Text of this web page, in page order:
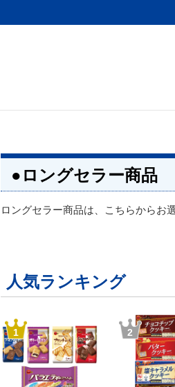
●ロングセラー商品
ロングセラー商品は、こちらからお
人気ランキング
1 2